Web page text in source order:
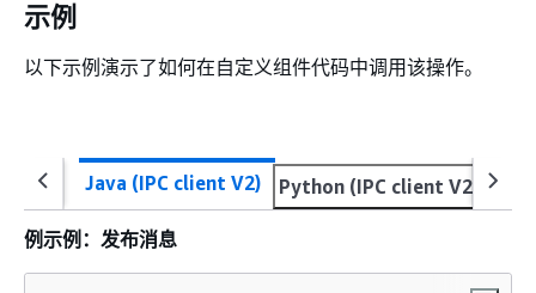
示例
以下示例演示了如何在自定义组件代码中调用该操作。
Java (IPC client V2) Python (IPC client V2)
例示例：发布消息